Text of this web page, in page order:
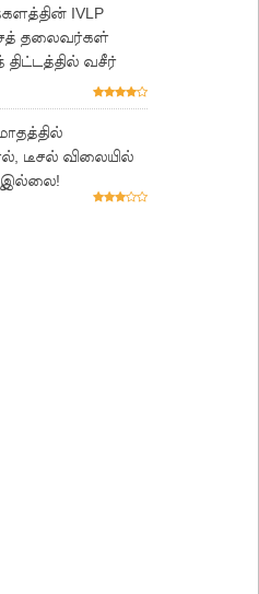
IVLP
தலைவர்கள்
திட்டத்தில் வசீர்
டீசல் விலையில்
இல்லை!